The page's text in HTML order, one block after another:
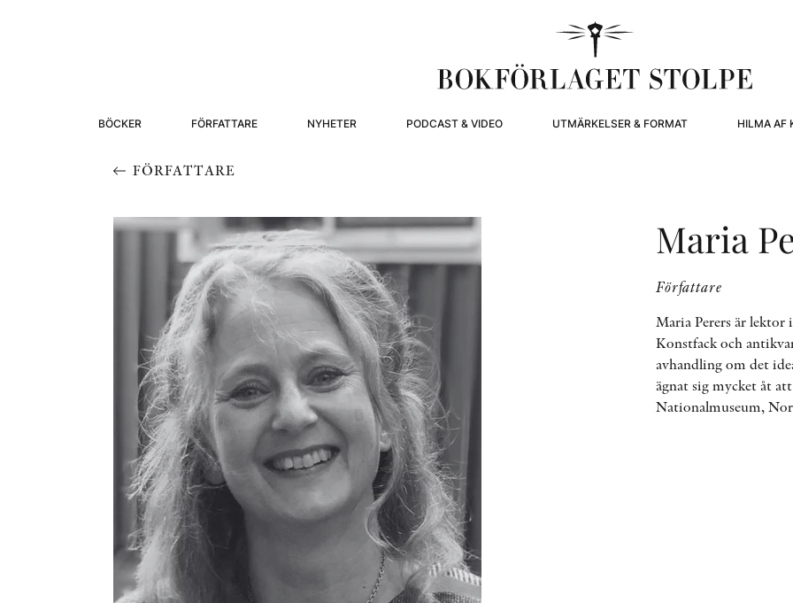
BÖCKER FÖRFATTARE NYHETER PODCAST & VIDEO UTMÄRKELSER & FORMAT HILMA AF
FÖRFATTARE
Maria
Författare
Maria Perers är
Konstfack och
avhandling om det
ägnat sig mycket åt
Nationalmuseum,